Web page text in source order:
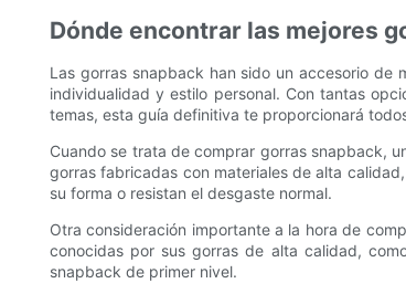
Dónde encontrar las mejores
Las gorras snapback han sido un accesorio de
individualidad y estilo personal. Con tantas
temas, esta guía definitiva te proporcionará
Cuando se trata de comprar gorras snapback,
gorras fabricadas con materiales de alta
su forma o resistan el desgaste normal.
Otra consideración importante a la hora de
conocidas por sus gorras de alta calidad,
snapback de primer nivel.